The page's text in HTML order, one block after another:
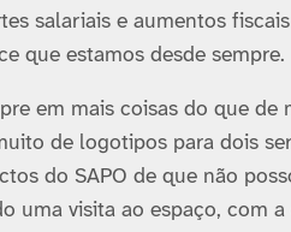
salariais e aumentos
que estamos desde sempre.
em mais coisas do que
de logotipos para dois
do SAPO de que não
uma visita ao espaço, com